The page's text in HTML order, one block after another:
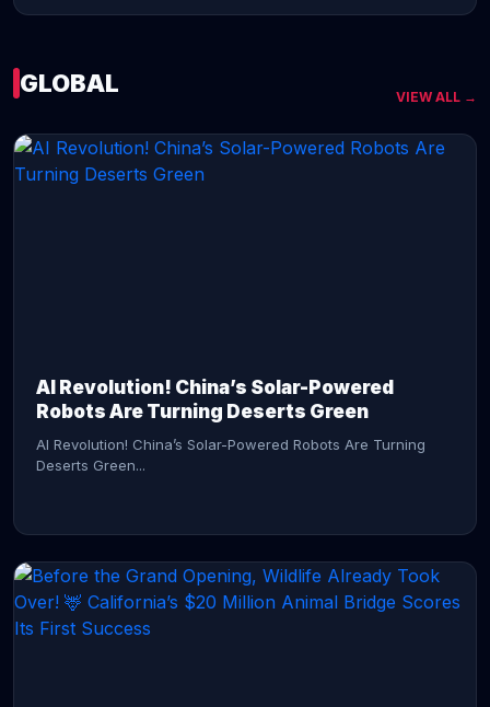
GLOBAL VIEW ALL →
AI Revolution! China’s Solar-Powered
Robots Are Turning Deserts Green
AI Revolution! China’s Solar-Powered Robots Are Turning
Deserts Green...